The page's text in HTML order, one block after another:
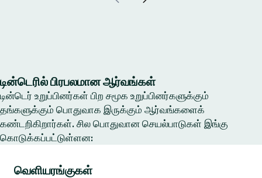
டின்டெரில் பிரபலமான ஆர்வங்கள்
டின்டெர் உறுப்பினர்கள் பிற சமூக உறுப்பினர்களுக்கும்
தங்களுக்கும் பொதுவாக இருக்கும் ஆர்வங்களைக்
கண்டறிகிறார்கள். சில பொதுவான செயல்பாடுகள் இங்கு
கொடுக்கப்பட்டுள்ளன:
வெளியரங்குகள்